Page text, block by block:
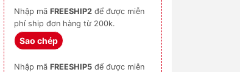
Nhập mã FREESHIP2
phí ship đơn hàng từ 200k.
Sao chép
Nhập mã FREESHIP5